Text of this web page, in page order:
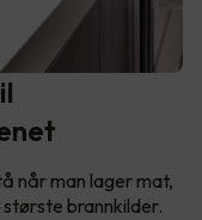
når man lager mat,
brannkilder.